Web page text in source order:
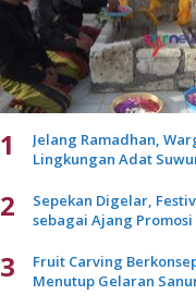
1
Jelang Ramadhan,
Lingkungan Adat
2
Sepekan Digelar,
sebagai Ajang
3
Fruit Carving
Menutup Gelaran